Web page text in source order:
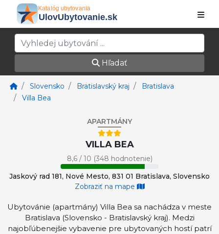
Hľadať
Slovensko Bratislavský kraj
Bratislava
Villa Bea
APARTMÁNY
VILLA BEA
8,6 / 10 (348 hodnotenie)
Jaskový rad 181, Nové Mesto, 831 01 Bratislava, Slovensko
Zobraziť na mape
Ubytovánie (apartmány) Villa Bea sa nachádza v meste
Bratislava (Slovensko - Bratislavský kraj). Medzi
najobľúbenejšie vybavenie pre ubytovaných hostí patrí